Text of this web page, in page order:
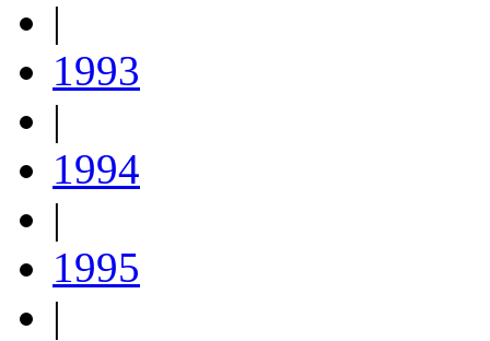
|
1993
|
1994
|
1995
|